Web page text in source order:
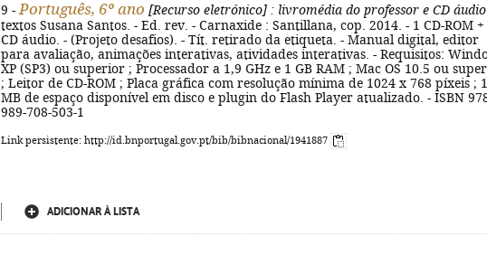
9 - Português, 6º ano [Recurso eletrónico] : livromédia do professor e CD áudio
textos Susana Santos. - Ed. rev. - Carnaxide : Santillana, cop. 2014. - 1 CD-ROM +
CD áudio. - (Projeto desafios). - Tít. retirado da etiqueta. - Manual digital, editor
para avaliação, animações interativas, atividades interativas. - Requisitos:
XP (SP3) ou superior ; Processador a 1,9 GHz e 1 GB RAM ; Mac OS 10.5 ou
; Leitor de CD-ROM ; Placa gráfica com resolução mínima de 1024 x 768 píxeis ;
MB de espaço disponível em disco e plugin do Flash Player atualizado. - ISBN
989-708-503-1
Link persistente: http://id.bnportugal.gov.pt/bib/bibnacional/1941887
ADICIONAR À LISTA